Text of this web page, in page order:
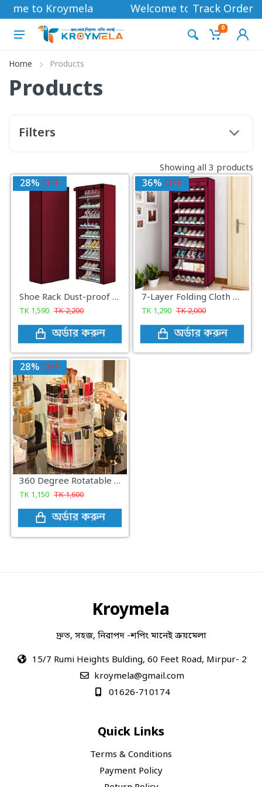
to Kroymela Welcome to Kroymela
Track Order
0
Home Products
Products
Filters
Showing all 3 products
28% OFF
Shoe Rack Dust-proof Cloth Shoe Cabinet-9 layer
TK 1,590 TK2,200
অর্ডার করুন
36% OFF
7-Layer Folding Cloth Shoe Rack
TK 1,290 TK2,000
অর্ডার করুন
28% OFF
360 Degree Rotatable Diamond Cosmetics Organizer Storage Makeup Box
TK 1,150 TK1,600
অর্ডার করুন
Kroymela
দ্রুত, সহজ, নিরাপদ -শপিং মানেই ক্রয়মেলা
15/7 Rumi Heights Bulding, 60 Feet Road, Mirpur- 2
kroymela@gmail.com
01626-710174
Quick Links
Terms & Conditions
Payment Policy